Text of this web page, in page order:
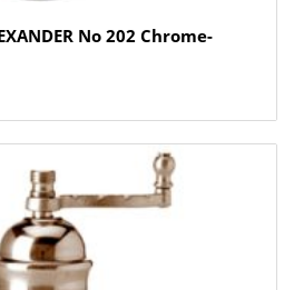
Νο 202 Chrome-